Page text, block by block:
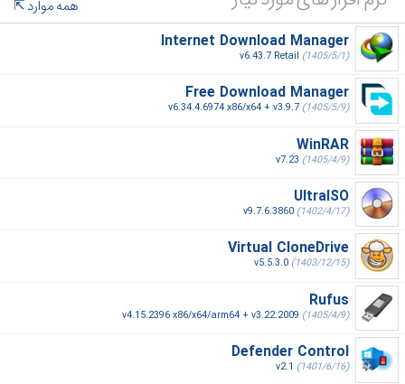
همه موارد
Internet Download Manager
v6.43.7 Retail (1405/5/1)
Free Download Manager
v6.34.4.6974 x86/x64 + v3.9.7 (1405/5/9)
WinRAR
v7.23 (1405/4/9)
UltraISO
v9.7.6.3860 (1402/4/17)
Virtual CloneDrive
v5.5.3.0 (1403/12/15)
Rufus
v4.15.2396 x86/x64/arm64 + v3.22.2009 (1405/4/9)
Defender Control
v2.1 (1401/6/16)